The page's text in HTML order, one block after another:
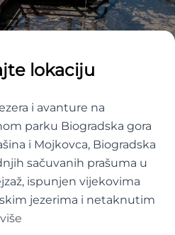
lokaciju
i avanture na
parku Biogradska gora
i Mojkovca, Biogradska
sačuvanih prašuma u
ispunjen vijekovima
jezerima i netaknutim